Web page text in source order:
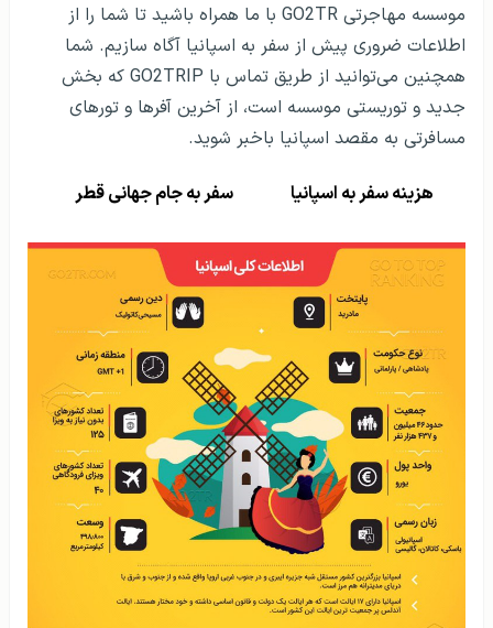
موسسه مهاجرتی GO2TR با ما همراه باشید تا شما را از
اطلاعات ضروری پیش از سفر به اسپانیا آگاه سازیم. شما
همچنین می‌توانید از طریق تماس با GO2TRIP که بخش
جدید و توریستی موسسه است، از آخرین آفرها و تورهای
مسافرتی به مقصد اسپانیا باخبر شوید.
هزینه سفر به اسپانیا سفر به جام جهانی قطر